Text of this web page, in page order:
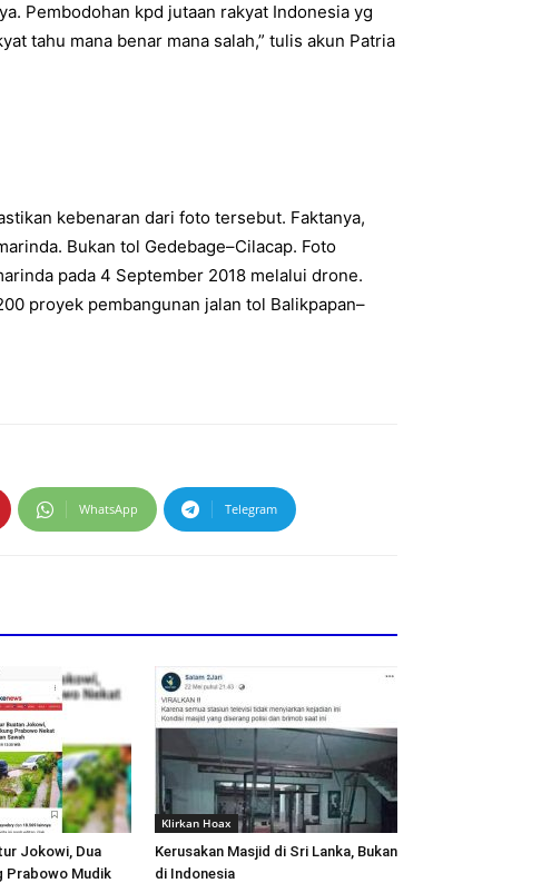
Pembodohan kpd jutaan rakyat Indonesia yg
tahu mana benar mana salah,” tulis akun Patria
kebenaran dari foto tersebut. Faktanya,
Bukan tol Gedebage–Cilacap. Foto
pada 4 September 2018 melalui drone.
proyek pembangunan jalan tol Balikpapan–
WhatsApp Telegram
Jokowi, Dua
Prabowo Mudik
Klirkan Hoax
Kerusakan Masjid di Sri Lanka, Bukan
di Indonesia